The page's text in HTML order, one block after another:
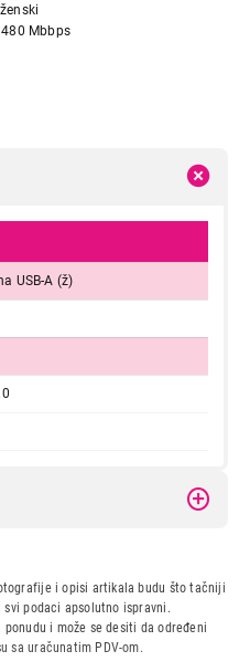
Mbbps
USB-A (ž)
AV
d.o.o.
i opisi artikala budu što tačniji
podaci apsolutno ispravni.
i može se desiti da određeni
sa uračunatim PDV-om.